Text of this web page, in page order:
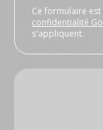
Ce formulaire
confidentialité
s'appliquent.